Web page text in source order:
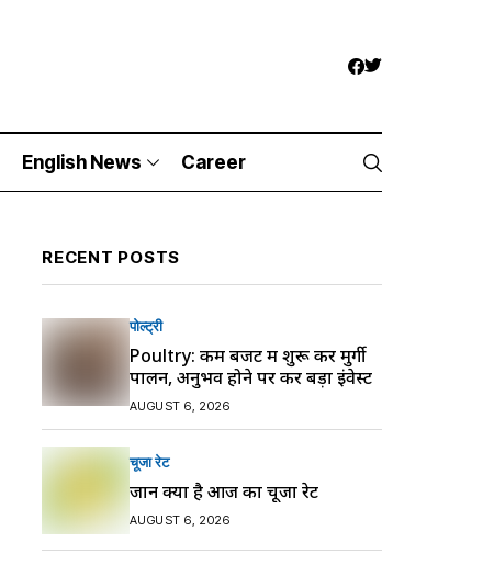
English News Career
RECENT POSTS
पोल्ट्री
Poultry: कम बजट में शुरू करें मुर्गी
पालन, अनुभव होने पर करें बड़ा इंवेस्ट
AUGUST 6, 2026
चूजा रेट
जानें क्या है आज का चूजा रेट
AUGUST 6, 2026